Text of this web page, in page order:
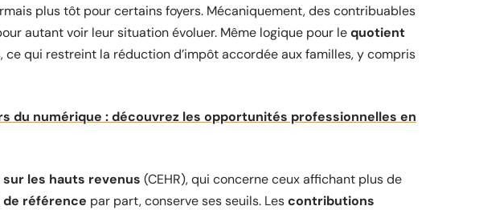
plus tôt pour certains foyers. Mécaniquement, des contribuables
autant voir leur situation évoluer. Même logique pour lequotient
ce qui restreint la réduction d’impôt accordée aux familles, y compris
du numérique : découvrez les opportunités professionnelles en
les hauts revenus (CEHR), qui concerne ceux affichant plus de
référence par part, conserve ses seuils. Lescontributions